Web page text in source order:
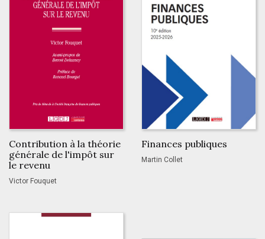
Contribution à la théorie
générale de l'impôt sur
le revenu
Victor Fouquet
Finances publiques
Martin Collet